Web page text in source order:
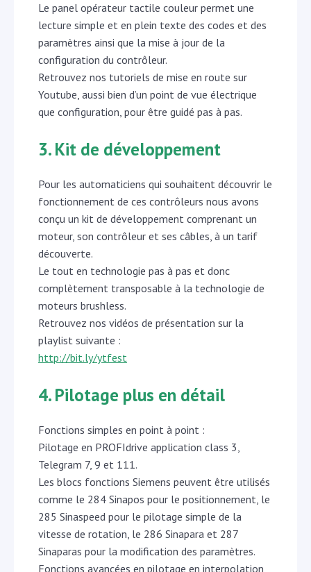
Le panel opérateur tactile couleur permet une
lecture simple et en plein texte des codes et des
paramètres ainsi que la mise à jour de la
configuration du contrôleur.
Retrouvez nos tutoriels de mise en route sur
Youtube, aussi bien d’un point de vue électrique
que configuration, pour être guidé pas à pas.
3. Kit de développement
Pour les automaticiens qui souhaitent découvrir le
fonctionnement de ces contrôleurs nous avons
conçu un kit de développement comprenant un
moteur, son contrôleur et ses câbles, à un tarif
découverte.
Le tout en technologie pas à pas et donc
complètement transposable à la technologie de
moteurs brushless.
Retrouvez nos vidéos de présentation sur la
playlist suivante :
http://bit.ly/ytfest
4. Pilotage plus en détail
Fonctions simples en point à point :
Pilotage en PROFIdrive application class 3,
Telegram 7, 9 et 111.
Les blocs fonctions Siemens peuvent être utilisés
comme le 284 Sinapos pour le positionnement, le
285 Sinaspeed pour le pilotage simple de la
vitesse de rotation, le 286 Sinapara et 287
Sinaparas pour la modification des paramètres.
Fonctions avancées en pilotage en interpolation